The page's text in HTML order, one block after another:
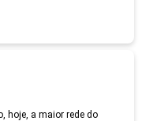
hoje, a maior rede do